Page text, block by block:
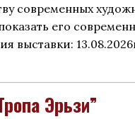
современных
его
выставки:
Эрьзи”